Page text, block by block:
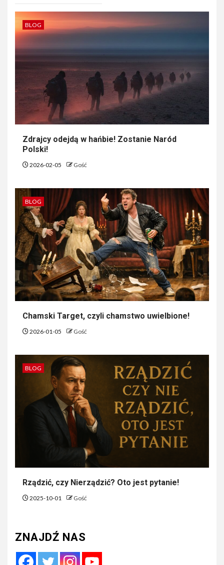
BLOG
Zdrajcy odejdą w hańbie! Zostanie Naród
Polski!
2026-02-05 Gość
BLOG
Chamski Target, czyli chamstwo uwielbione!
2026-01-05 Gość
BLOG
Rządzić, czy Nierządzić? Oto jest pytanie!
2025-10-01 Gość
ZNAJDŹ NAS